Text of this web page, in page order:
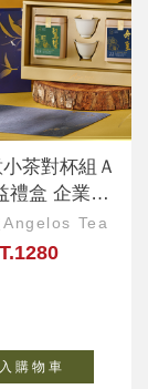
茶對杯組Ａ
禮盒 企業客
永續好禮
Angelos Tea
購 物 車